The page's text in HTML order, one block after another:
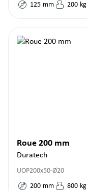
125 mm 200 kg
Roue 200 mm
Duratech
UOP200x50-Ø20
200 mm 800 kg